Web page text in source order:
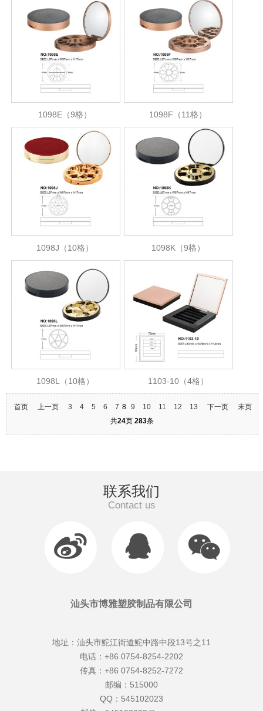
1098E（9格） 1098F（11格）
1098J（10格） 1098K（9格）
1098L（10格） 1103-10（4格）
首页 上一页 3 4 5 6 7 8 9 10 11 12 13 下一页
末页
共24页 283条
联系我们
Contact us
汕头市博雅塑胶制品有限公司
地址：汕头市鮀江街道鮀中路中段13号之11
电话：+86 0754-8254-2202
传真：+86 0754-8252-7272
邮编：515000
QQ：545102023